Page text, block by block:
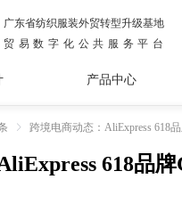
广东省纺织服装外贸转型升级基地
贸易数字化公共服务平台
产品中心
女装
内衣
男装
运动
服
童装
牛仔
服装
跨境电商动态：AliExpress 618
618品